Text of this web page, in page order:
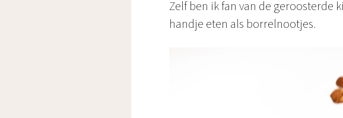
Zelf ben ik fan van de geroosterde
handje eten als borrelnootjes.